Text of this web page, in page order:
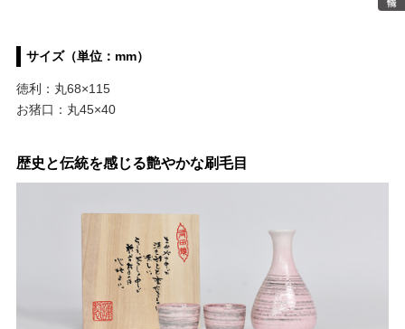
サイズ（単位：mm）
徳利：丸68×115
お猪口：丸45×40
歴史と伝統を感じる艶やかな刷毛目